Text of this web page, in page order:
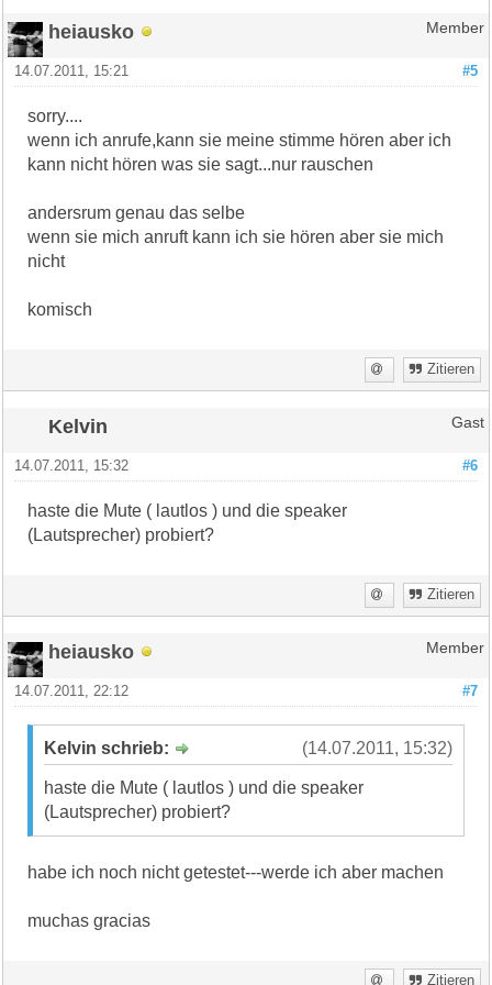
heiausko Member
#5
14.07.2011, 15:21
sorry....
wenn ich anrufe,kann sie meine stimme hören aber ich
kann nicht hören was sie sagt...nur rauschen
andersrum genau das selbe
wenn sie mich anruft kann ich sie hören aber sie mich
nicht
komisch
Zitieren
Kelvin Gast
#6
14.07.2011, 15:32
haste die Mute ( lautlos ) und die speaker
(Lautsprecher) probiert?
Zitieren
heiausko Member
#7
14.07.2011, 22:12
(14.07.2011, 15:32)
Kelvin schrieb:
haste die Mute ( lautlos ) und die speaker
(Lautsprecher) probiert?
habe ich noch nicht getestet---werde ich aber machen
muchas gracias
Zitieren